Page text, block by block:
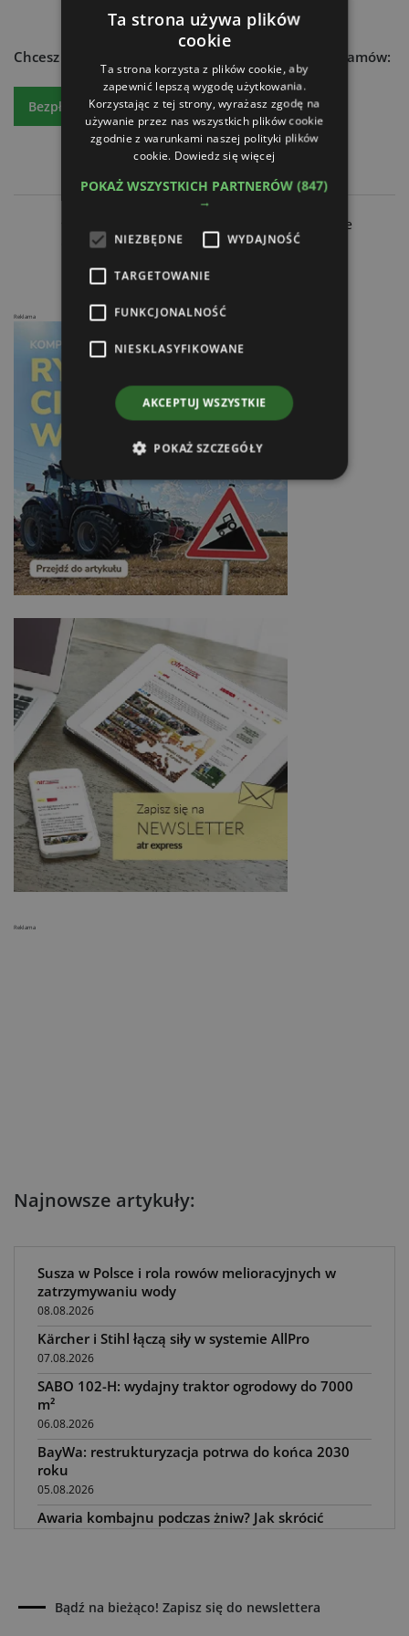
Chcesz dowiedzieć się więcej? Czytaj atr express - zamów:
Bezpłatny egzemplarz Prenumeratę
PGB otworzyła 22 biogazownię w Długoszynie
Ceny rolne w maju 2026: spadek o 16,2% r/r
Reklama
Najnowsze artykuły:
Susza w Polsce i rola rowów melioracyjnych w
zatrzymywaniu wody
08.08.2026
Kärcher i Stihl łączą siły w systemie AllPro
07.08.2026
SABO 102-H: wydajny traktor ogrodowy do 7000
m²
06.08.2026
BayWa: restrukturyzacja potrwa do końca 2030
roku
05.08.2026
Awaria kombajnu podczas żniw? Jak skrócić
Fendt, Valtra i Massey Ferguson przy sprzedaży
maszyn rolniczych
Reklama
Bądź na bieżąco! Zapisz się do newslettera
Ta strona używa plików
cookie
Ta strona korzysta z plików cookie, aby
zapewnić lepszą wygodę użytkowania.
Korzystając z tej strony, wyrażasz zgodę na
używanie przez nas wszystkich plików cookie
zgodnie z warunkami naszej polityki plików
cookie. Dowiedz się więcej
POKAŻ WSZYSTKICH PARTNERÓW(847)
→
NIEZBĘDNE WYDAJNOŚĆ
TARGETOWANIE
FUNKCJONALNOŚĆ
NIESKLASYFIKOWANE
AKCEPTUJ WSZYSTKIE
POKAŻ SZCZEGÓŁY